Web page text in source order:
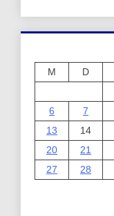
M
D
6
7
13
14
20
21
27
28